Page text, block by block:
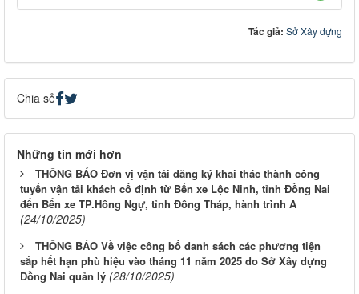
Tác giả: Sở Xây dựng
Chia sẻ
Những tin mới hơn
THÔNG BÁO Đơn vị vận tải đăng ký khai thác thành công
tuyến vận tải khách cố định từ Bến xe Lộc Ninh, tỉnh Đồng Nai
đến Bến xe TP.Hồng Ngự, tỉnh Đồng Tháp, hành trình A
(24/10/2025)
THÔNG BÁO Về việc công bố danh sách các phương tiện
sắp hết hạn phù hiệu vào tháng 11 năm 2025 do Sở Xây dựng
Đồng Nai quản lý (28/10/2025)